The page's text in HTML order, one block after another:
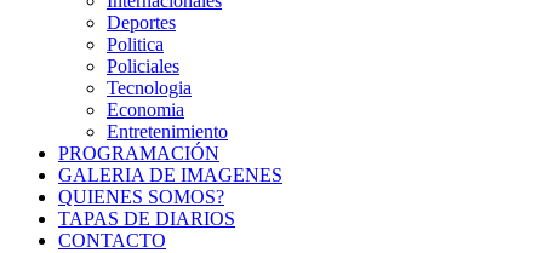
Deportes
Politica
Policiales
Tecnologia
Economia
Entretenimiento
PROGRAMACIÓN
GALERIA DE IMAGENES
QUIENES SOMOS?
TAPAS DE DIARIOS
CONTACTO